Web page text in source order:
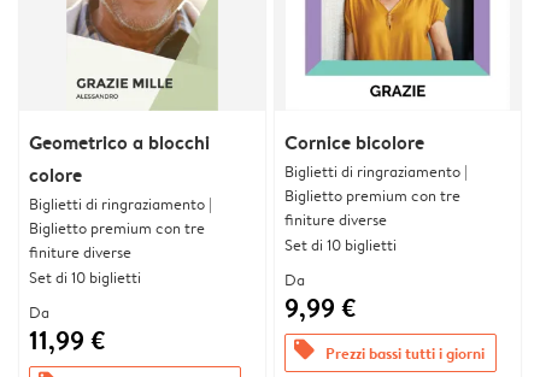
Geometrico a blocchi
colore
Biglietti di ringraziamento |
Biglietto premium con tre
finiture diverse
Set di 10 biglietti
Da
11,99 €
Cornice bicolore
Biglietti di ringraziamento |
Biglietto premium con tre
finiture diverse
Set di 10 biglietti
Da
9,99 €
offers Prezzi bassi tutti i giorni